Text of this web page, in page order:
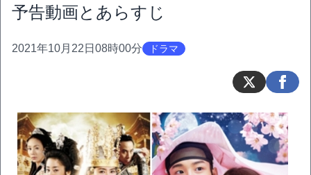
予告動画とあらすじ
2021年10月22日08時00分 ドラマ